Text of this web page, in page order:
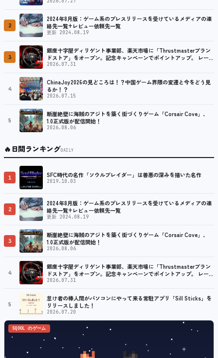
2
2024年8月版：ゲーム系のプレスリリースを受けているメディアの連
絡先一覧+レビュー依頼先一覧
更新 2024.08.19
3
銀座十字屋ディリゲント事業部、楽天市場に「Thrustmasterブラン
ドストア」をオープン。記念キャンペーンでポイントアップ。 レーシ
ング／フライトシム向けコントローラーを中心に、幅広くラインナッ
2026.07.31
4
ChinaJoy2026の見どころは！？中国ゲーム界隈の変遷と今をどう見
るか！？
2026.07.15
5
断崖絶壁に海賊のアジトを築く街づくりゲーム「Corsair Cove」、
1.0正式版が配信開始！
2026.08.06
🔥日間ランキングDAILY
1 SFC時代の名作「ソウルブレイダー」は善悪の深みを描いた名作
2019.10.03
2
2024年8月版：ゲーム系のプレスリリースを受けているメディアの連
絡先一覧+レビュー依頼先一覧
更新 2024.08.19
3
断崖絶壁に海賊のアジトを築く街づくりゲーム「Corsair Cove」、
1.0正式版が配信開始！
2026.08.06
4
銀座十字屋ディリゲント事業部、楽天市場に「Thrustmasterブラン
ドストア」をオープン。記念キャンペーンでポイントアップ。 レーシ
ング／フライトシム向けコントローラーを中心に、幅広くラインナッ
2026.07.31
5
怠け者の棒人間がパソコンにやって来る常駐アプリ「Sill Sticks」を
リリースしました！
2026.07.20
SQOOL のゲーム